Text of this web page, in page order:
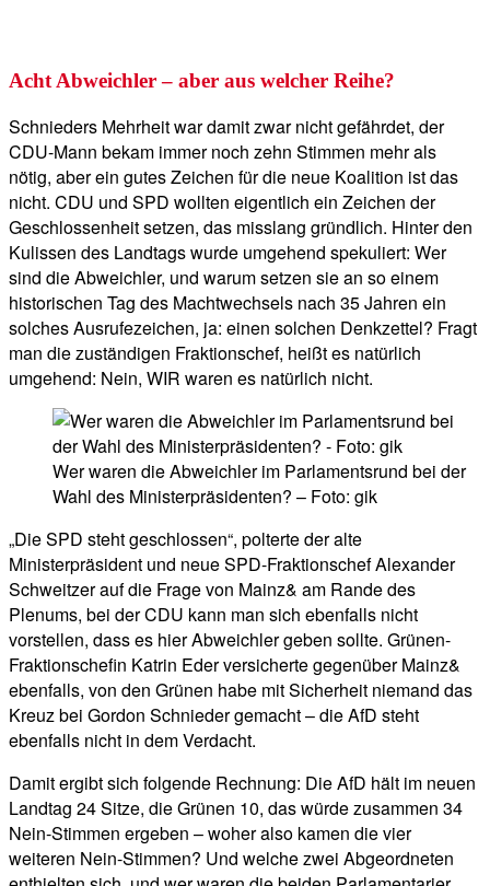
Acht Abweichler – aber aus welcher Reihe?
Schnieders Mehrheit war damit zwar nicht gefährdet, der
CDU-Mann bekam immer noch zehn Stimmen mehr als
nötig, aber ein gutes Zeichen für die neue Koalition ist das
nicht. CDU und SPD wollten eigentlich ein Zeichen der
Geschlossenheit setzen, das misslang gründlich. Hinter den
Kulissen des Landtags wurde umgehend spekuliert: Wer
sind die Abweichler, und warum setzen sie an so einem
historischen Tag des Machtwechsels nach 35 Jahren ein
solches Ausrufezeichen, ja: einen solchen Denkzettel? Fragt
man die zuständigen Fraktionschef, heißt es natürlich
umgehend: Nein, WIR waren es natürlich nicht.
Wer waren die Abweichler im Parlamentsrund bei der
Wahl des Ministerpräsidenten? – Foto: gik
„Die SPD steht geschlossen“, polterte der alte
Ministerpräsident und neue SPD-Fraktionschef Alexander
Schweitzer auf die Frage von Mainz& am Rande des
Plenums, bei der CDU kann man sich ebenfalls nicht
vorstellen, dass es hier Abweichler geben sollte. Grünen-
Fraktionschefin Katrin Eder versicherte gegenüber Mainz&
ebenfalls, von den Grünen habe mit Sicherheit niemand das
Kreuz bei Gordon Schnieder gemacht – die AfD steht
ebenfalls nicht in dem Verdacht.
Damit ergibt sich folgende Rechnung: Die AfD hält im neuen
Landtag 24 Sitze, die Grünen 10, das würde zusammen 34
Nein-Stimmen ergeben – woher also kamen die vier
weiteren Nein-Stimmen? Und welche zwei Abgeordneten